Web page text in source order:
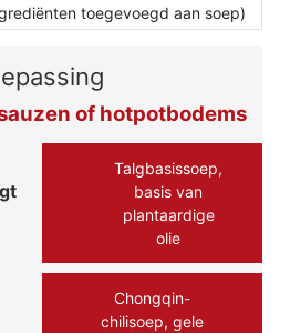
toegevoegd aan soep)
of hotpotbodems
Talgbasissoep,
basis van
plantaardige
olie
Chongqin-
chilisoep, gele